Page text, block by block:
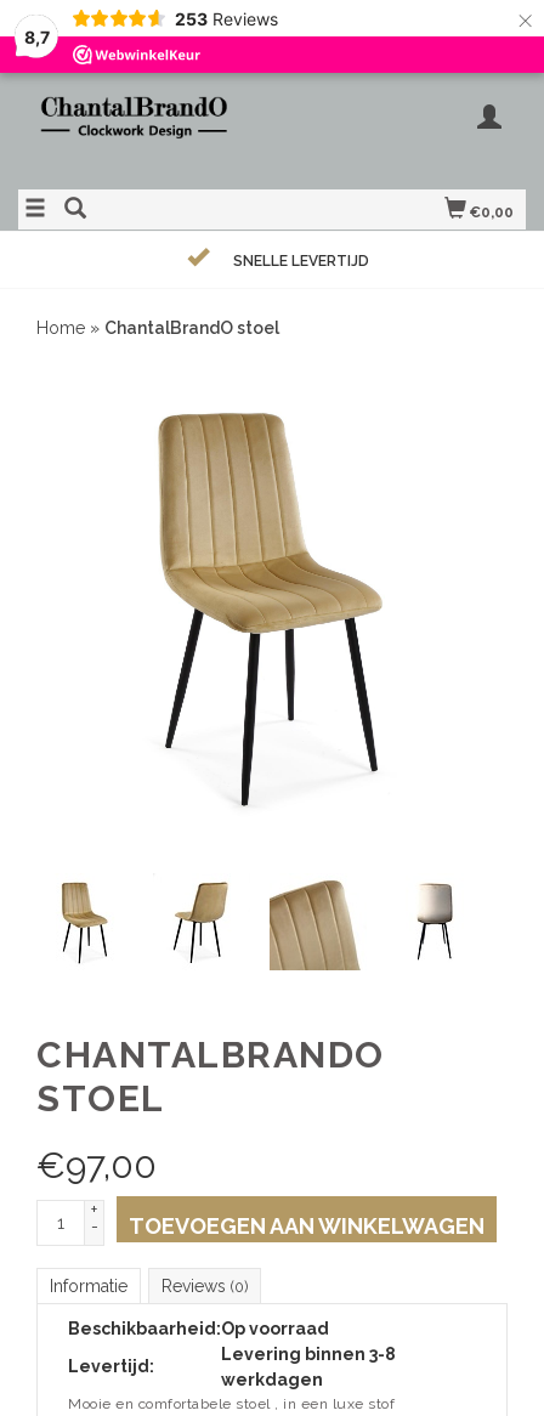
8,7
253 Reviews ×
€0,00
SNELLE LEVERTIJD
Home » ChantalBrandO stoel
CHANTALBRANDO
STOEL
€97,00
+
-
TOEVOEGEN AAN WINKELWAGEN
Informatie Reviews (0)
Beschikbaarheid:Op voorraad
Levertijd:
Levering binnen 3-8
werkdagen
Mooie en comfortabele stoel , in een luxe stof